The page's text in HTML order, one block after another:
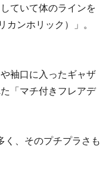
ていて体のラインを
ンホリック）」。
袖口に入ったギャザ
「マチ付きフレアデ
く、そのプチプラさも